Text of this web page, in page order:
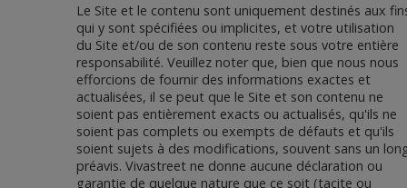
Le Site et le contenu sont uniquement destinés aux
qui y sont spécifiées ou implicites, et votre utilisation
du Site et/ou de son contenu reste sous votre entière
responsabilité. Veuillez noter que, bien que nous nous
efforcions de fournir des informations exactes et
actualisées, il se peut que le Site et son contenu ne
soient pas entièrement exacts ou actualisés, qu'ils ne
soient pas complets ou exempts de défauts et qu'ils
soient sujets à des modifications, souvent sans un
préavis. Vivastreet ne donne aucune déclaration ou
garantie de quelque nature que ce soit (tacite ou